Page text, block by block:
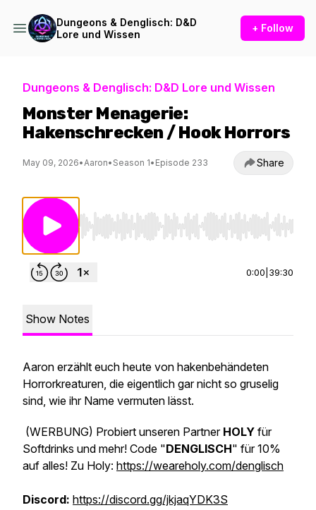
Dungeons & Denglisch: D&D
Lore und Wissen
+ Follow
Dungeons & Denglisch: D&D Lore und Wissen
Monster Menagerie:
Hakenschrecken / Hook Horrors
May 09, 2026•Aaron• Season 1• Episode 233 Share
Use Left/Right to seek, Home/End to jump
0:00 39:30
Show Notes
Aaron erzählt euch heute von hakenbehändeten
Horrorkreaturen, die eigentlich gar nicht so gruselig
sind, wie ihr Name vermuten lässt.
(WERBUNG) Probiert unseren Partner HOLY für
Softdrinks und mehr! Code "DENGLISCH" für 10%
auf alles! Zu Holy: https://weareholy.com/denglisch
Discord: https://discord.gg/jkjaqYDK3S